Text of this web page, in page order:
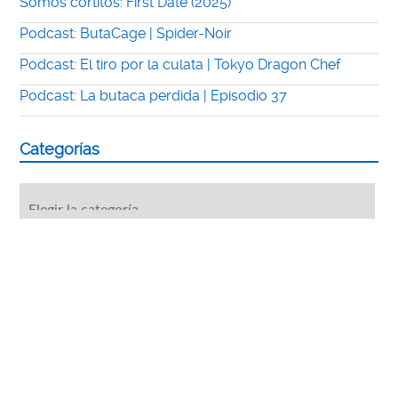
Podcast: ButaCage | Spider-Noir
Podcast: El tiro por la culata | Tokyo Dragon Chef
Podcast: La butaca perdida | Episodio 37
Categorías